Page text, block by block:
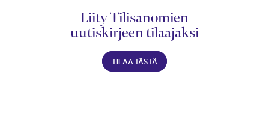
Liity Tilisanomien
uutiskirjeen tilaajaksi
TILAA TÄSTÄ